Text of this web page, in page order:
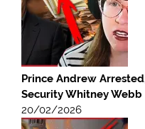
Prince Andrew
Security Whitney Webb
20/02/2026